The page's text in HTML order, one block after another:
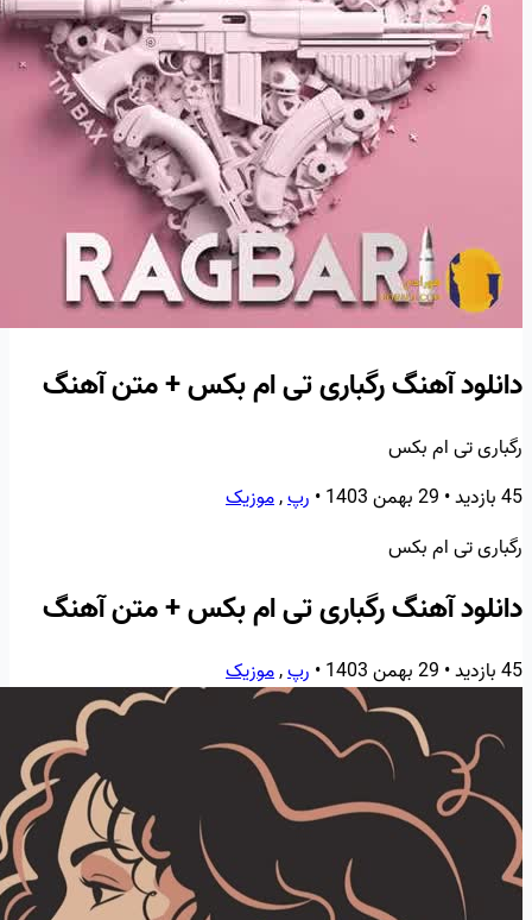
دانلود آهنگ رگباری تی ام بکس + متن آهنگ
رگباری تی ام بکس
45 بازدید
• 29 بهمن 1403 • رپ,موزیک
رگباری تی ام بکس
دانلود آهنگ رگباری تی ام بکس + متن آهنگ
45 بازدید • 29 بهمن 1403 • رپ,موزیک